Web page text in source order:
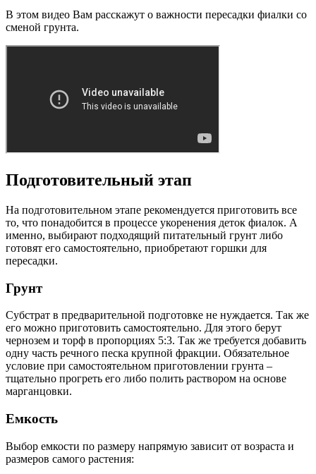
В этом видео Вам расскажут о важности пересадки фиалки со
сменой грунта.
Подготовительный этап
На подготовительном этапе рекомендуется приготовить все
то, что понадобится в процессе укоренения деток фиалок. А
именно, выбирают подходящий питательный грунт либо
готовят его самостоятельно, приобретают горшки для
пересадки.
Грунт
Субстрат в предварительной подготовке не нуждается. Так же
его можно приготовить самостоятельно. Для этого берут
чернозем и торф в пропорциях 5:3. Так же требуется добавить
одну часть речного песка крупной фракции. Обязательное
условие при самостоятельном приготовлении грунта –
тщательно прогреть его либо полить раствором на основе
марганцовки.
Емкость
Выбор емкости по размеру напрямую зависит от возраста и
размеров самого растения: